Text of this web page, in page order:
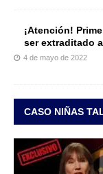
¡Atención!
ser extraditado a
4 de mayo de 2022
CASO NIÑAS